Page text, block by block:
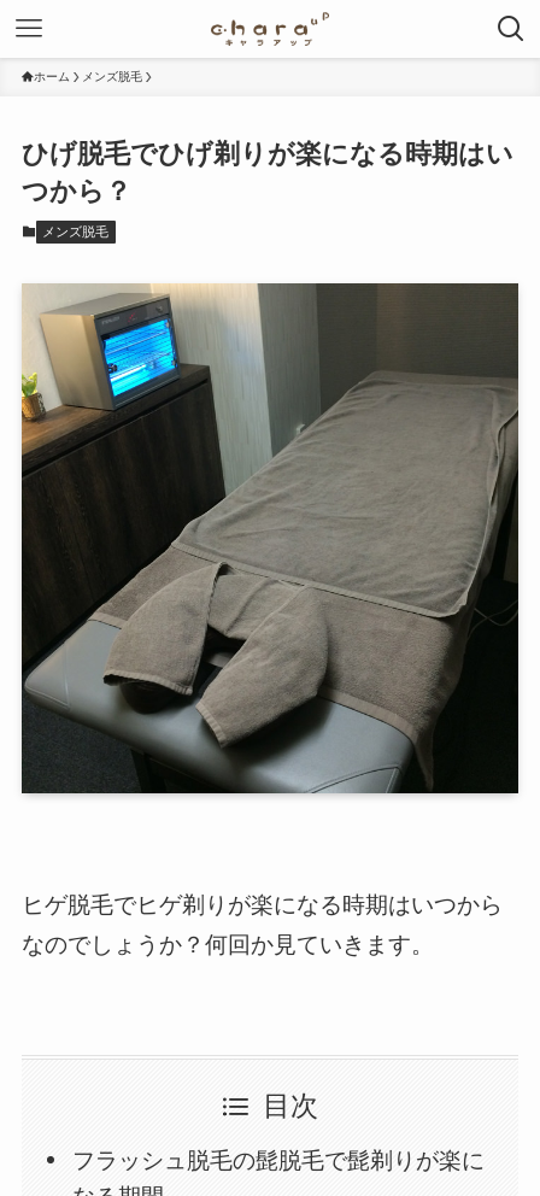
ホーム メンズ脱毛
ひげ脱毛でひげ剃りが楽になる時期はい
つから？
メンズ脱毛
ヒゲ脱毛でヒゲ剃りが楽になる時期はいつから
なのでしょうか？何回か見ていきます。
目次
フラッシュ脱毛の髭脱毛で髭剃りが楽に